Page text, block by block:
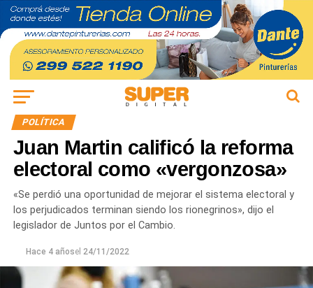
POLÍTICA
Juan Martin calificó la reforma
electoral como «vergonzosa»
«Se perdió una oportunidad de mejorar el sistema electoral y
los perjudicados terminan siendo los rionegrinos», dijo el
legislador de Juntos por el Cambio.
Hace 4 añosel 24/11/2022